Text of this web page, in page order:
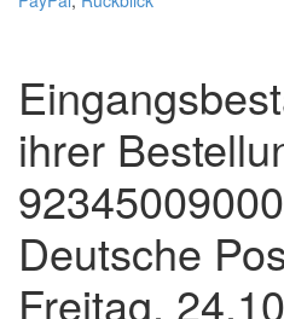
ihrer
Deutsche
Freitag,